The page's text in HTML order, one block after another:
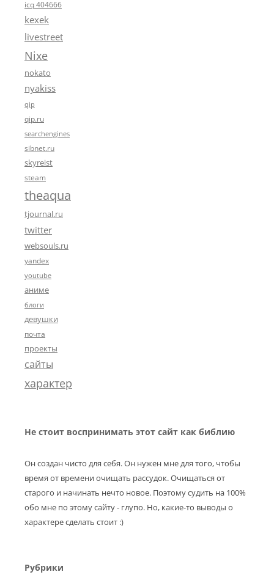
icq 404666
kexek
livestreet
Nixe
nokato
nyakiss
qip
qip.ru
searchengines
sibnet.ru
skyreist
steam
theaqua
tjournal.ru
twitter
websouls.ru
yandex
youtube
аниме
блоги
девушки
почта
проекты
сайты
характер
Не стоит воспринимать этот сайт как библию
Он создан чисто для себя. Он нужен мне для того, чтобы
время от времени очищать рассудок. Очищаться от
старого и начинать нечто новое. Поэтому судить на 100%
обо мне по этому сайту - глупо. Но, какие-то выводы о
характере сделать стоит :)
Рубрики